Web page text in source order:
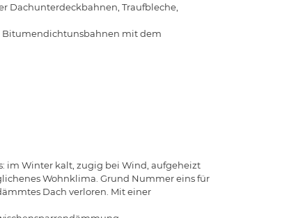
Dachunterdeckbahnen, Traufbleche,
mit dem
im Winter kalt, zugig bei Wind, aufgeheizt
Wohnklima. Grund Nummer eins für
Dach verloren. Mit einer